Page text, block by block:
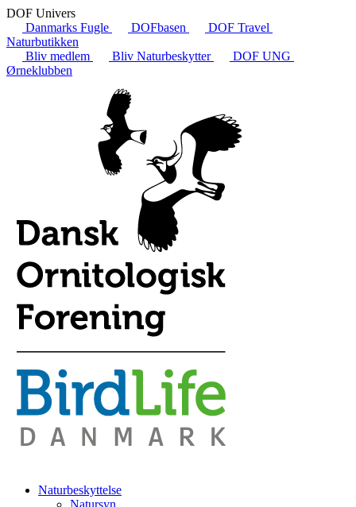
DOF Univers
Danmarks Fugle
DOFbasen
DOF Travel
Naturbutikken
Bliv medlem
Bliv Naturbeskytter
DOF UNG
Ørneklubben
Naturbeskyttelse
Natursyn